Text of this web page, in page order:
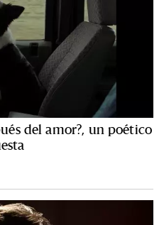
del amor?, un poético